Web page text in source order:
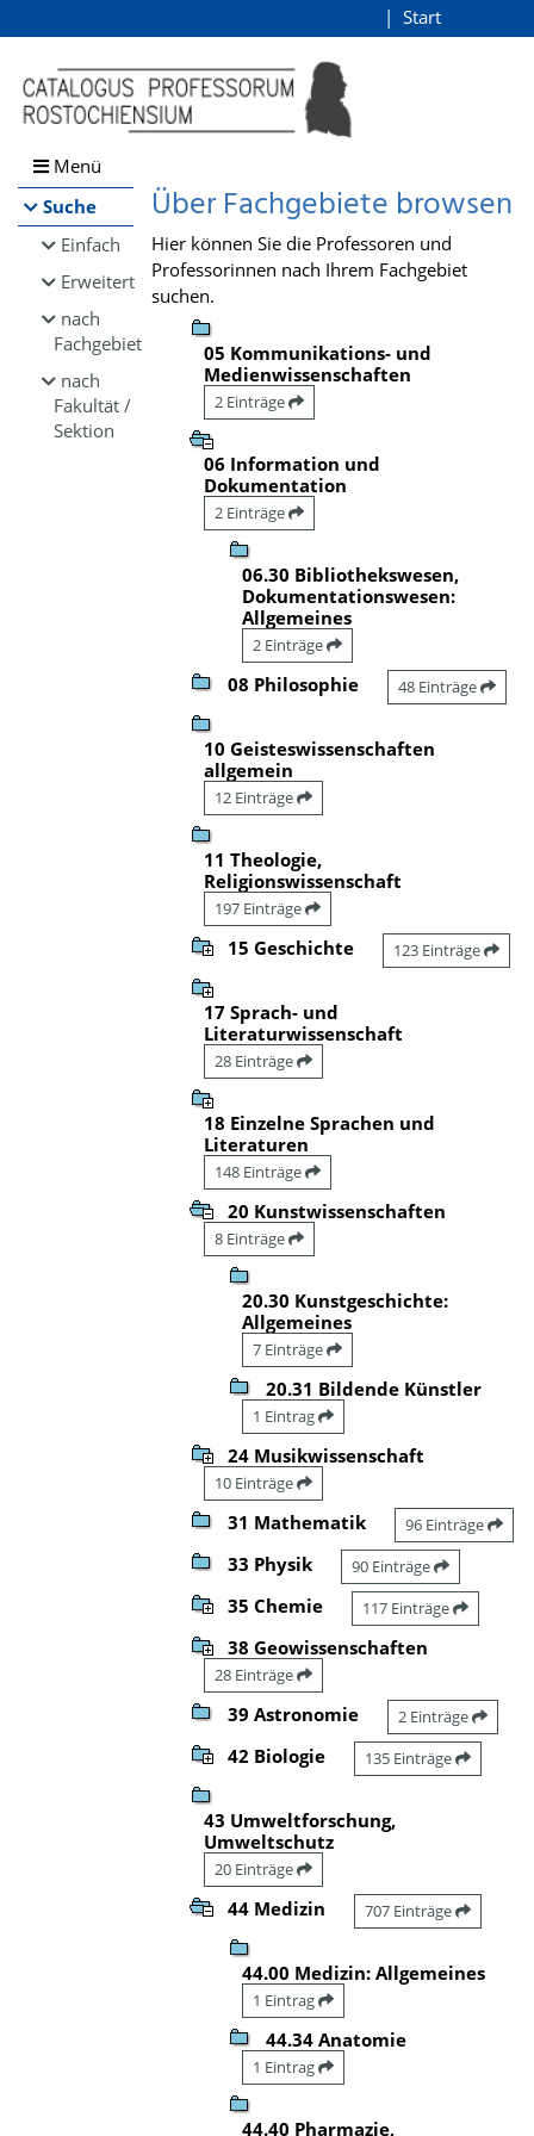
Browsen
direkt zum Inhalt
Start
Menü
Suche
Einfach
Erweitert
nach
Fachgebiet
nach
Fakultät /
Sektion
Über Fachgebiete browsen
Hier können Sie die Professoren und
Professorinnen nach Ihrem Fachgebiet
suchen.
05 Kommunikations- und
Medienwissenschaften
2 Einträge
06 Information und
Dokumentation
2 Einträge
06.30 Bibliothekswesen,
Dokumentationswesen:
Allgemeines
2 Einträge
08 Philosophie 48 Einträge
10 Geisteswissenschaften
allgemein
12 Einträge
11 Theologie,
Religionswissenschaft
197 Einträge
15 Geschichte 123 Einträge
17 Sprach- und
Literaturwissenschaft
28 Einträge
18 Einzelne Sprachen und
Literaturen
148 Einträge
20 Kunstwissenschaften
8 Einträge
20.30 Kunstgeschichte:
Allgemeines
7 Einträge
20.31 Bildende Künstler
1 Eintrag
24 Musikwissenschaft
10 Einträge
31 Mathematik 96 Einträge
33 Physik 90 Einträge
35 Chemie 117 Einträge
38 Geowissenschaften
28 Einträge
39 Astronomie 2 Einträge
42 Biologie 135 Einträge
43 Umweltforschung,
Umweltschutz
20 Einträge
44 Medizin 707 Einträge
44.00 Medizin: Allgemeines
1 Eintrag
44.34 Anatomie
1 Eintrag
44.40 Pharmazie,